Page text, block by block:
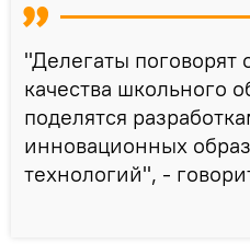
"Делегаты
качества школьного
поделятся
инновационных
технологий", -